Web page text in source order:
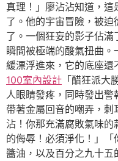
真理！」廖沾沾知道，
了。他的宇宙冒險，被
了。一個狂妄的影子佔
瞬間被極端的酸氣扭曲
緩漂浮進來，它的底座
100室內設計 「醋狂派大
人眼睛發疼，同時發出
帶著金屬回音的嘲弄，刺
沾！你那充滿腐敗氣味的
的侮辱！必須淨化！」「
醬油，以及百分之九十